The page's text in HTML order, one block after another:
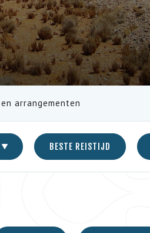
arrangementen
BESTE REISTIJD